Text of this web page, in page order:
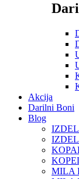
Akcija
Darilni Boni
Blog
MILA